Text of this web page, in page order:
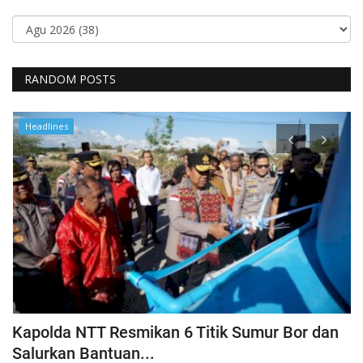
RANDOM POSTS
Headlines
Kapolda NTT Resmikan 6 Titik Sumur Bor dan
Salurkan Bantuan...